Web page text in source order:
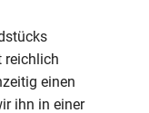
reichlich
einen
ihn in einer